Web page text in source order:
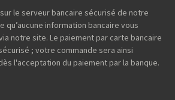
le serveur bancaire sécurisé de notre
qu’aucune information bancaire vous
notre site. Le paiement par carte bancaire
; votre commande sera ainsi
l'acceptation du paiement par la banque.